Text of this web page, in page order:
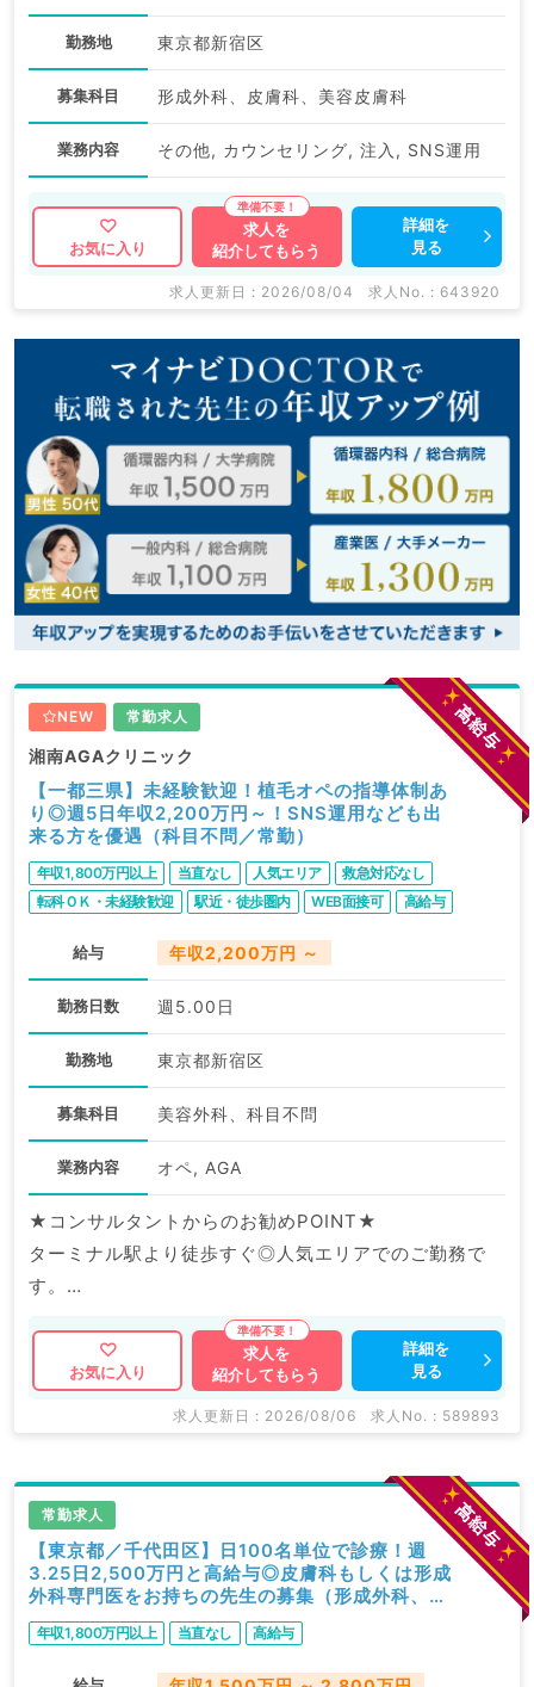
勤務地 東京都新宿区
募集科目 形成外科、皮膚科、美容皮膚科
業務内容 その他, カウンセリング, 注入, SNS運用
お気に入り
求人を
紹介してもらう
詳細を
見る
求人更新日 : 2026/08/04 求人No. : 643920
NEW 常勤求人
湘南AGAクリニック
【一都三県】未経験歓迎！植毛オペの指導体制あ
り◎週5日年収2,200万円～！SNS運用なども出
来る方を優遇（科目不問／常勤）
年収1,800万円以上 当直なし 人気エリア
救急対応なし
転科ＯＫ・未経験歓迎
駅近・徒歩圏内 WEB面接可 高給与
給与 年収2,200万円 ～
勤務日数 週5.00日
勤務地 東京都新宿区
募集科目 美容外科、科目不問
業務内容 オペ, AGA
★コンサルタントからのお勧めPOINT★
ターミナル駅より徒歩すぐ◎人気エリアでのご勤務で
す。
週5日2,200万円～！未経験の先生も歓迎♪学べる環境
が整っています。
マイナビDOCTORでは病院やクリニックなどの医療機
掲載情報以外にも産業医等の企業系求人も多数扱ってい
ます。
求人内容の詳細等はお気軽にお問合せ下さい。
お気に入り
求人を
紹介してもらう
詳細を
見る
求人更新日 : 2026/08/06 求人No. : 589893
常勤求人
【東京都／千代田区】日100名単位で診療！週
3.25日2,500万円と高給与◎皮膚科もしくは形成
外科専門医をお持ちの先生の募集（形成外科、美
容外科、皮膚科、美容皮膚科／常勤）
年収1,800万円以上 当直なし 高給与